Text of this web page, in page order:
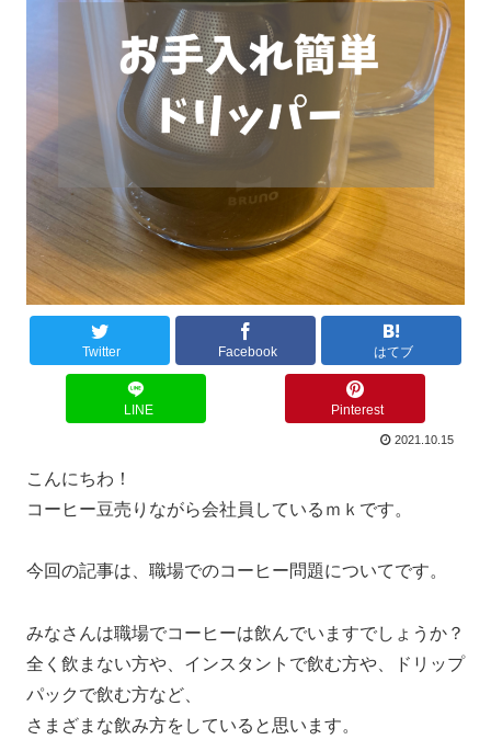
Twitter Facebook はてブ
LINE Pinterest
2021.10.15
こんにちわ！
コーヒー豆売りながら会社員しているｍｋです。
今回の記事は、職場でのコーヒー問題についてです。
みなさんは職場でコーヒーは飲んでいますでしょうか？
全く飲まない方や、インスタントで飲む方や、ドリップ
パックで飲む方など、
さまざまな飲み方をしていると思います。